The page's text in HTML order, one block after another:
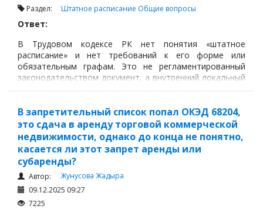
Раздел: Штатное расписание Общие вопросы
Ответ:
В Трудовом кодексе РК нет понятия «штатное
расписание» и нет требований к его форме или
обязательным графам. Это не регламентированный
законодательством документ, а внутренний локальный
акт работодателя, который оформляется так, как
и структурой должностей.
В запретительный список попал ОКЭД 68204,
это сдача в аренду торговой коммерческой
недвижимости, однако до конца не понятно,
касается ли этот запрет аренды или
субаренды?
Автор:
Жунусова Жадыра
09.12.2025 09:27
7225